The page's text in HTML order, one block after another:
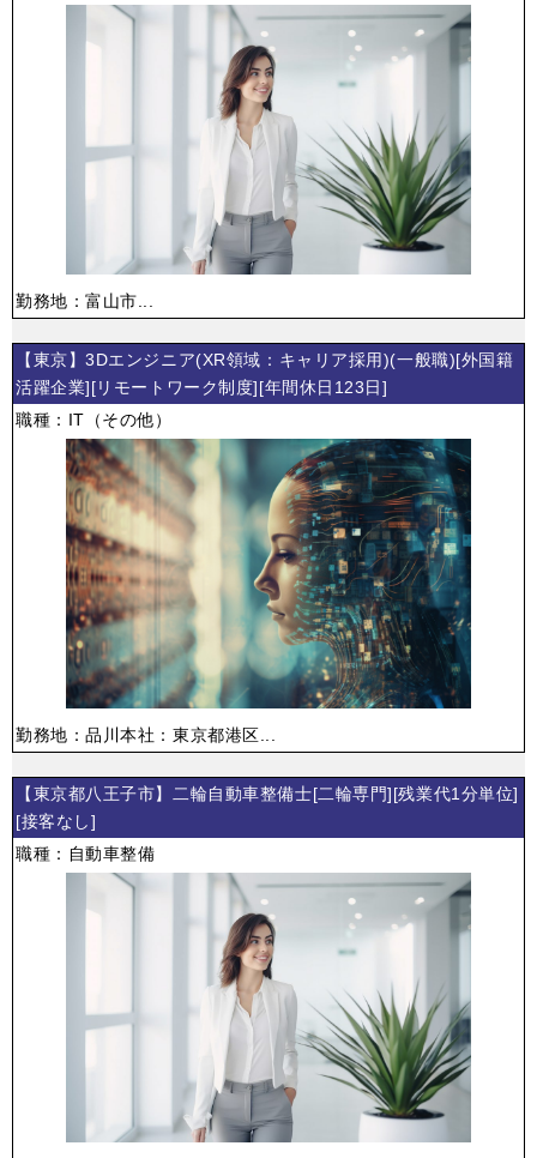
勤務地：富山市...
【東京】3Dエンジニア(XR領域：キャリア採用)(一般職)[外国籍
活躍企業][リモートワーク制度][年間休日123日]
職種：IT（その他）
勤務地：品川本社：東京都港区...
【東京都八王子市】二輪自動車整備士[二輪専門][残業代1分単位]
[接客なし]
職種：自動車整備